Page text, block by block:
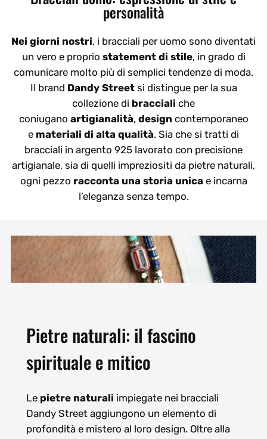
personalità
Nei giorni nostri, i bracciali per uomo sono diventati
un vero e proprio statement di stile, in grado di
comunicare molto più di semplici tendenze di moda.
Il brand Dandy Streetsi distingue per la sua
collezione di bracciali che
coniugano artigianalità, design contemporaneo
e materiali di alta qualità. Sia che si tratti di
bracciali in argento 925 lavorato con precisione
artigianale, sia di quelli impreziositi da pietre naturali,
ogni pezzo racconta una storia unica e incarna
l’eleganza senza tempo.
Pietre naturali: il fascino
spirituale e mitico
Le pietre naturali impiegate nei bracciali
Dandy Street aggiungono un elemento di
profondità e mistero al loro design. Oltre alla